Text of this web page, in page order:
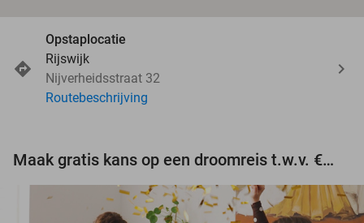
Opstaplocatie
Rijswijk
Nijverheidsstraat 32
Routebeschrijving
Maak gratis kans op een droomreis t.w.v. €3.000!